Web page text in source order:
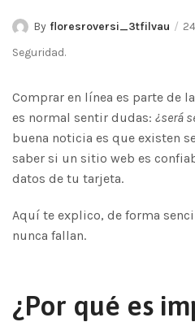
By floresroversi_3tfilvau
Seguridad.
Comprar en línea es parte de
es normal sentir dudas: ¿será
buena noticia es que existen
saber si un sitio web es
datos de tu tarjeta.
Aquí te explico, de forma
nunca fallan.
¿Por qué es